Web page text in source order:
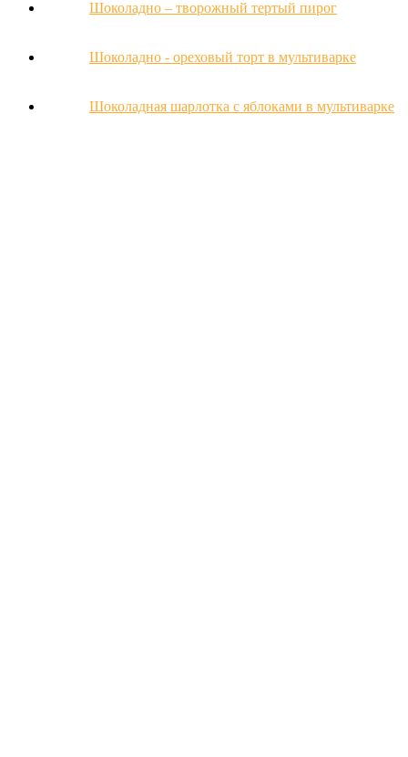
Шоколадно – творожный тертый пирог
Шоколадно - ореховый торт в мультиварке
Шоколадная шарлотка с яблоками в мультиварке